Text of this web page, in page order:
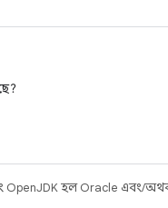
হল Oracle এবং/অথবা